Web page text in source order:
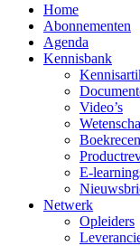
Home
Abonnementen
Agenda
Kennisbank
Video’s
E-
Netwerk
Opleiders